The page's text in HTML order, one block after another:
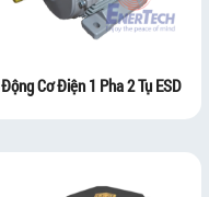
Động Cơ Điện 1 Pha 2 Tụ ESD